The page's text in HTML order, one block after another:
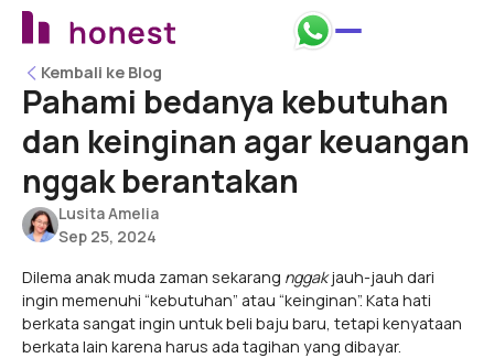
Kembali ke Blog
Kembali ke Blog
Pahami bedanya kebutuhan
dan keinginan agar keuangan
nggak berantakan
Lusita Amelia
Sep 25, 2024
Dilema anak muda zaman sekarang nggakjauh-jauh dari
ingin memenuhi “kebutuhan” atau “keinginan”. Kata hati
berkata sangat ingin untuk beli baju baru, tetapi kenyataan
berkata lain karena harus ada tagihan yang dibayar.